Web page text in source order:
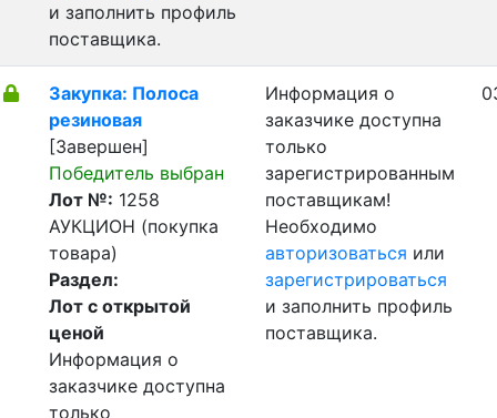
и заполнить профиль
поставщика.
Закупка: Полоса
резиновая
[Завершен]
Победитель выбран
Лот №: 1258
АУКЦИОН (покупка
товара)
Раздел:
Лот с открытой
ценой
Информация о
заказчике доступна
только
Информация о
заказчике доступна
только
зарегистрированным
поставщикам!
Необходимо
авторизоваться или
зарегистрироваться
и заполнить профиль
поставщика.